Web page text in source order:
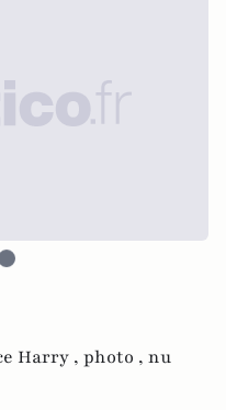
Harry , photo , nu